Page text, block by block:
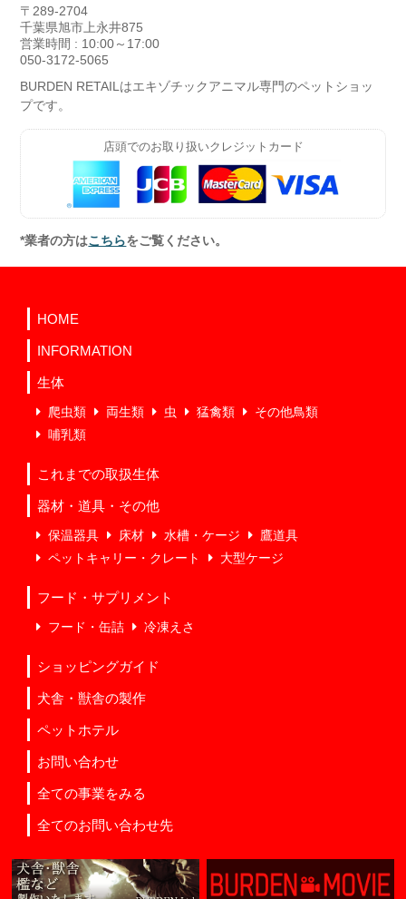
〒289-2704
千葉県旭市上永井875
営業時間 : 10:00～17:00
050-3172-5065
BURDEN RETAILはエキゾチックアニマル専門のペットショッ
プです。
店頭でのお取り扱いクレジットカード
*業者の方はこちらをご覧ください。
HOME
INFORMATION
生体
爬虫類 両生類 虫 猛禽類
その他鳥類
哺乳類
これまでの取扱生体
器材・道具・その他
保温器具 床材 水槽・ケージ
鷹道具
ペットキャリー・クレート
大型ケージ
フード・サプリメント
フード・缶詰 冷凍えさ
ショッピングガイド
犬舎・獣舎の製作
ペットホテル
お問い合わせ
全ての事業をみる
全てのお問い合わせ先